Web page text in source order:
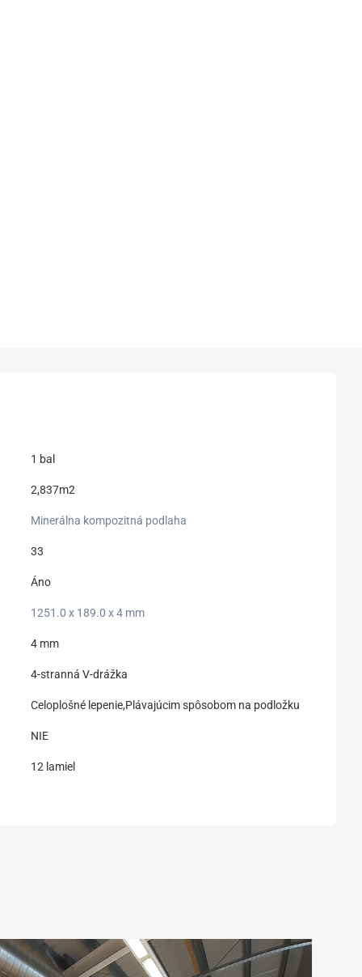
1 bal
2,837m2
Minerálna kompozitná podlaha
33
Áno
1251.0 x 189.0 x 4 mm
4 mm
4-stranná V-drážka
Celoplošné lepenie,Plávajúcim spôsobom na podložku
NIE
12 lamiel